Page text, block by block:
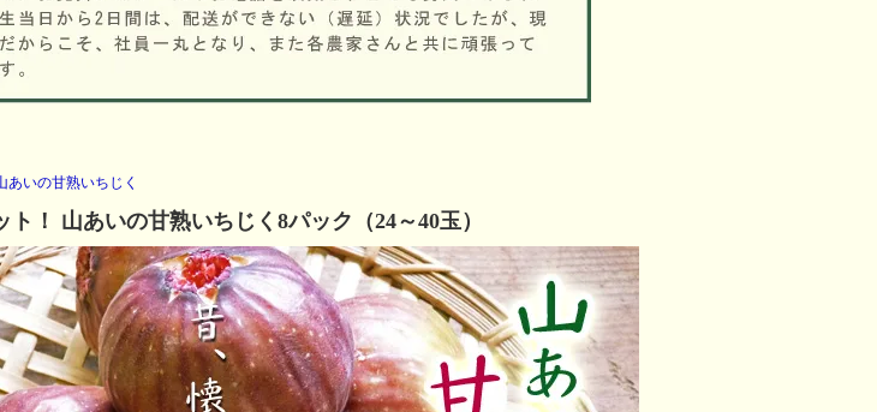
あいの甘熟いちじく
ト！ 山あいの甘熟いちじく8パック（24～40玉）